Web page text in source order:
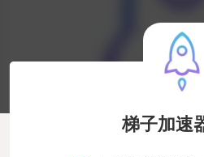
梯子加速